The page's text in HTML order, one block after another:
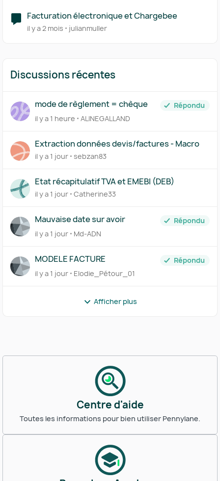
Facturation électronique et Chargebee
il y a 2 mois julianmuller
Discussions récentes
mode de règlement = chèque
Répondu
il y a 1 heure
ALINEGALLAND
Extraction données devis/factures - Macro
il y a 1 jour sebzan83
Etat récapitulatif TVA et EMEBI (DEB)
il y a 1 jour Catherine33
Mauvaise date sur avoir
Répondu
il y a 1 jour
Md-ADN
MODELE FACTURE
Répondu
il y a 1 jour
Elodie_Pétour_01
Afficher plus
Centre d'aide
Toutes les informations pour bien utiliser Pennylane.